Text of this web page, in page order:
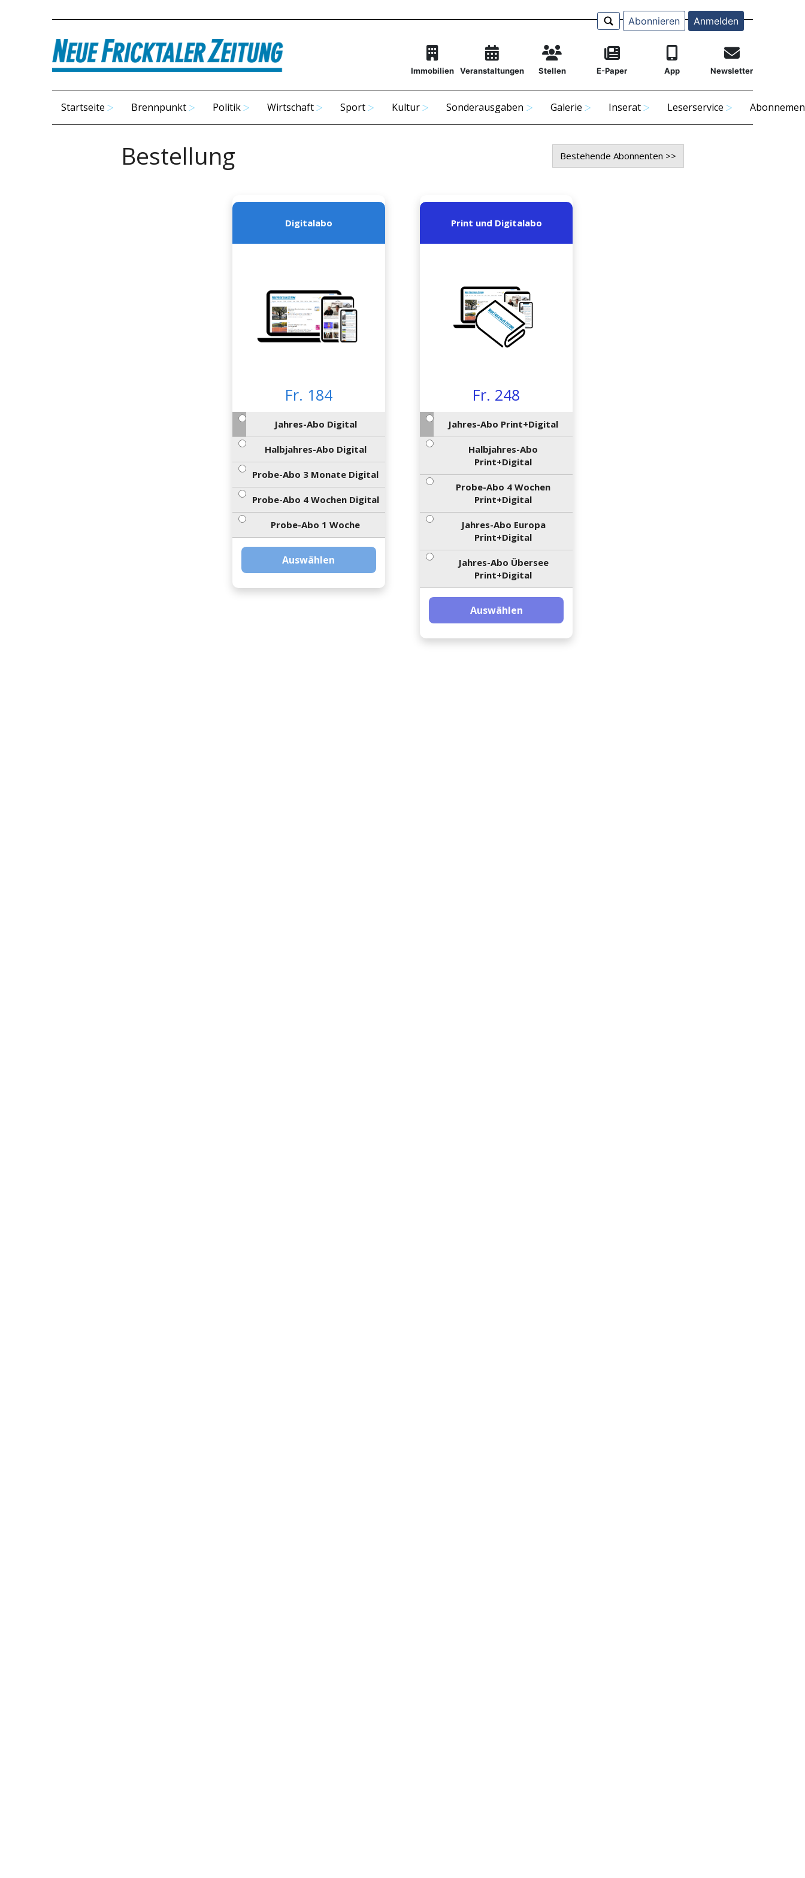
Abonnieren Anmelden
Immobilien Veranstaltungen Stellen E-Paper App Newsletter
Startseite Brennpunkt Politik Wirtschaft Sport Kultur Sonderausgaben Galerie Inserat Leserservice